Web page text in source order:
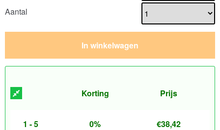
Aantal
In winkelwagen
Korting Prijs
1 - 5 0% €38,42